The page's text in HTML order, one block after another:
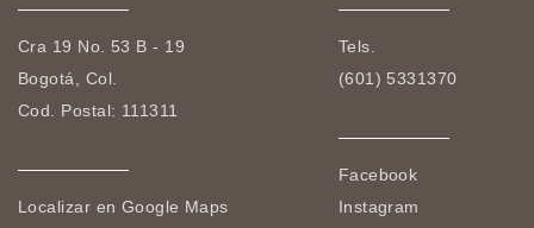
Cra 19 No. 53 B - 19
Bogotá, Col.
Cod. Postal: 111311
Localizar en Google Maps
Tels.
(601) 5331370
Facebook
Instagram